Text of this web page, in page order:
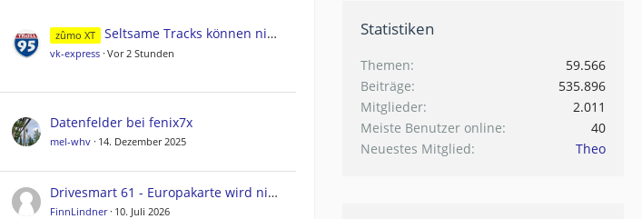
zûmo XT Seltsame Tracks können nicht gelöscht werden
vk-express Vor 2 Stunden
Datenfelder bei fenix7x
mel-whv 14. Dezember 2025
Drivesmart 61 - Europakarte wird nicht angezeigt
FinnLindner 10. Juli 2026
Statistiken
Themen
59.566
Beiträge
535.896
Mitglieder
2.011
Meiste Benutzer online
40
Neuestes Mitglied
Theo